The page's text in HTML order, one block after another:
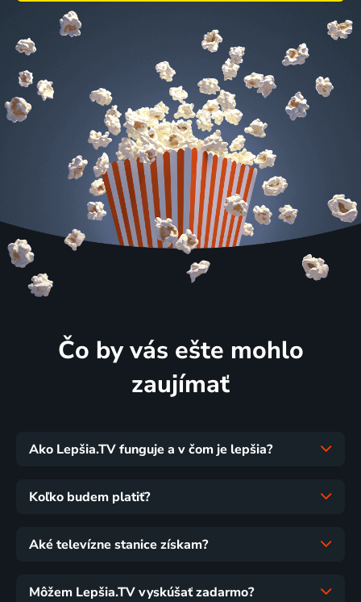
Čo by vás ešte mohlo
zaujímať
Ako Lepšia.TV funguje a v čom je lepšia?
Koľko budem platiť?
Aké televízne stanice získam?
Môžem Lepšia.TV vyskúšať zadarmo?